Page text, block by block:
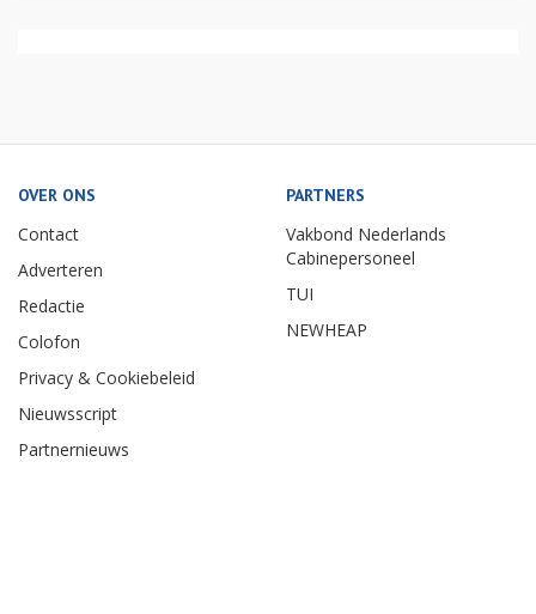
OVER ONS
Contact
Adverteren
Redactie
Colofon
Privacy & Cookiebeleid
Nieuwsscript
Partnernieuws
PARTNERS
Vakbond Nederlands
Cabinepersoneel
TUI
NEWHEAP